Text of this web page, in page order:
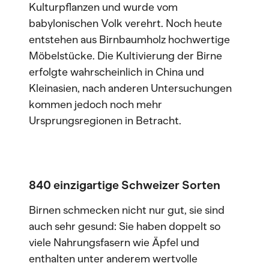
Kulturpflanzen und wurde vom
babylonischen Volk verehrt. Noch heute
entstehen aus Birnbaumholz hochwertige
Möbelstücke. Die Kultivierung der Birne
erfolgte wahrscheinlich in China und
Kleinasien, nach anderen Untersuchungen
kommen jedoch noch mehr
Ursprungsregionen in Betracht.
840 einzigartige Schweizer Sorten
Birnen schmecken nicht nur gut, sie sind
auch sehr gesund: Sie haben doppelt so
viele Nahrungsfasern wie Äpfel und
enthalten unter anderem wertvolle